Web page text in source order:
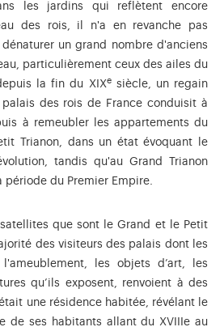
les jardins qui reflètent encore
des rois, il n'a en revanche pas
un grand nombre d'anciens
particulièrement ceux des ailes du
la fin du XIXesiècle, un regain
des rois de France conduisit à
à remeubler les appartements du
Trianon, dans un état évoquant le
tandis qu'au Grand Trianon
période du Premier Empire.
que sont le Grand et le Petit
des visiteurs des palais dont les
les objets d’art, les
qu’ils exposent, renvoient à des
une résidence habitée, révélant le
de ses habitants allant du XVIIIe au